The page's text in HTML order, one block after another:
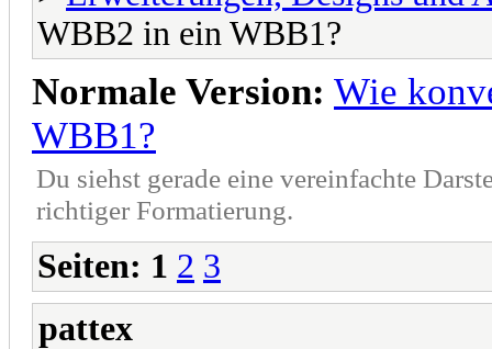
WBB2 in ein WBB1?
Normale Version: Wie
WBB1?
Du siehst gerade eine vereinfachte
richtiger Formatierung.
Seiten: 1 2 3
pattex